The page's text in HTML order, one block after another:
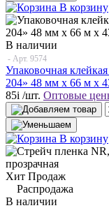
В корзину
В наличии
- Арт. 9574
Упаковочная
204» 48 мм x 66 м х
85i /шт. Оптовые
В корзину
Хит Продаж
Распродажа
В наличии